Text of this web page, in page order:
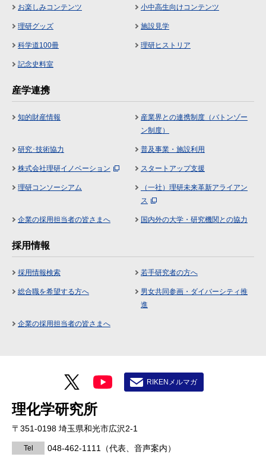
お楽しみコンテンツ 小中高生向けコンテンツ
理研グッズ 施設見学
科学道100冊 理研ヒストリア
記念史料室
産学連携
知的財産情報
産業界との連携制度（バトンゾー
ン制度）
研究･技術協力 普及事業・施設利用
株式会社理研イノベーション スタートアップ支援
理研コンソーシアム
（一社）理研未来革新アライアン
ス
企業の採用担当者の皆さまへ 国内外の大学・研究機関との協力
採用情報
採用情報検索 若手研究者の方へ
総合職を希望する方へ
男女共同参画・ダイバーシティ推
進
企業の採用担当者の皆さまへ
理化学研究所
〒351-0198 埼玉県和光市広沢2-1
Tel 048-462-1111 （代表、音声案内）
RIKENメルマガ